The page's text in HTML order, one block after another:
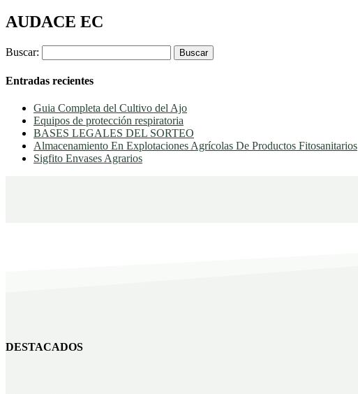
AUDACE EC
Buscar:
Entradas recientes
Guia Completa del Cultivo del Ajo
Equipos de protección respiratoria
BASES LEGALES DEL SORTEO
Almacenamiento En Explotaciones Agrícolas De Productos Fitosanitarios
Sigfito Envases Agrarios
DESTACADOS